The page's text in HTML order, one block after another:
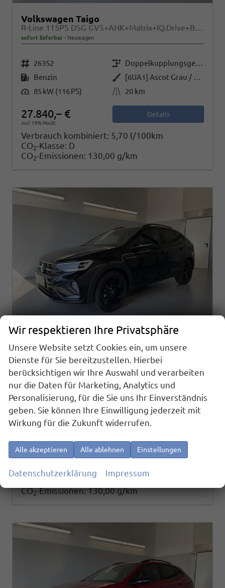
Volkswagen Taigo
R-Line 115PS DSG GV5+AHK+Matrix+IQ.Drive+Black+Keyless+Alu18+Cam+Sitzheiz
sofort lieferbar Neuwagen
Fahrzeugnr. 26352 Getriebe
Doppelkupplungsgetriebe (DSG)
Kraftstoff Benzin Außenfarbe
[6UA1] Ascot Grau / Dach Schwarz
Leistung 85 kW (116 PS) Kilometerstand 20 km
27.840,– €
incl. 19% MwSt.
Details
Verbrauch kombiniert: 5,70 l/100km
CO2-Klasse: D
CO2-Emissionen: 130,00 g/km
Volkswagen Taigo
sofort lieferbar Neuwagen
Fahrzeugnr.26353 Getriebe
Doppelkupplungsgetriebe (DSG)
KraftstoffBenzin Außenfarbe
[2T2T] Deep Black Metallic
Leistung 85 kW (116 PS) Kilometerstand20 km
27.840,– €
incl. 19% MwSt.
Details
Verbrauch kombiniert:5,70 l/100km
CO2-Emissionen:130,00 g/km
Wir respektieren Ihre Privatsphäre
Unsere Website setzt Cookies ein, um unsere
Dienste für Sie bereitzustellen. Hierbei
berücksichtigen wir Ihre Auswahl und verarbeiten
nur die Daten für Marketing, Analytics und
Personalisierung, für die Sie uns Ihr Einverständnis
geben. Sie können Ihre Einwilligung jederzeit mit
Wirkung für die Zukunft widerrufen.
Alle akzeptieren Alle ablehnen Einstellungen
Datenschutzerklärung Impressum